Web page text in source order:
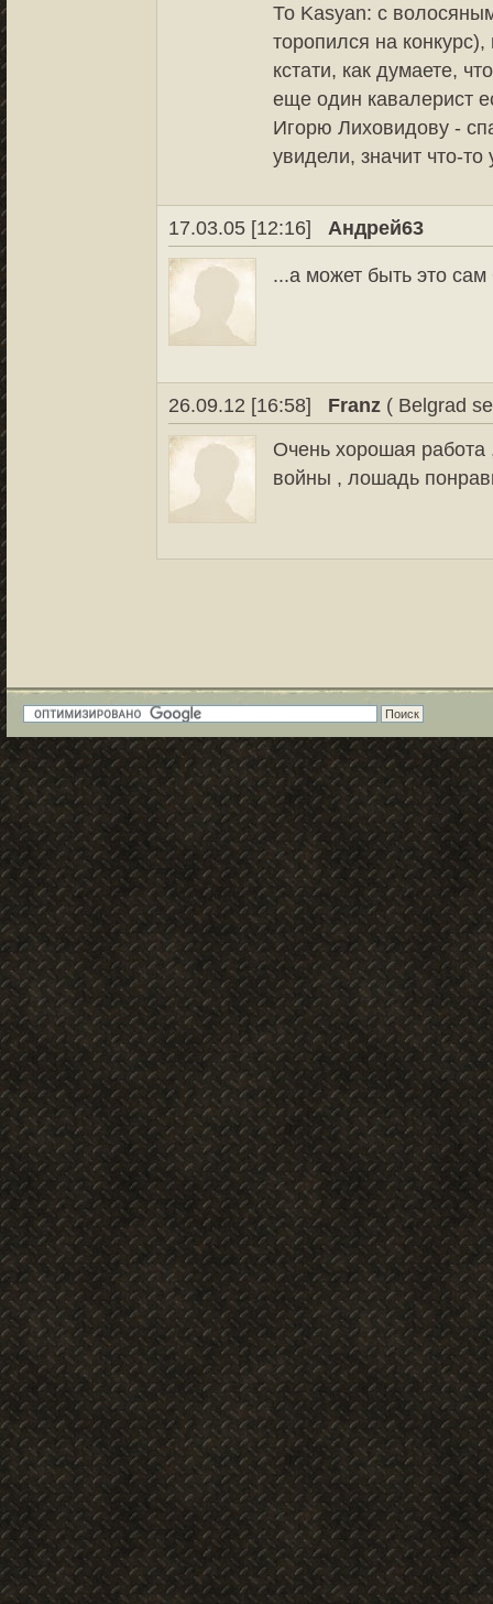
То Kasyan: с
торопился на
кстати, как думаете,
еще один кавалерист
Игорю Лиховидову -
увидели, значит что-
17.03.05 [12:16] Андрей63
...а может быть это
26.09.12 [16:58] Franz ( Belgrad
Очень хорошая работа
войны , лошадь